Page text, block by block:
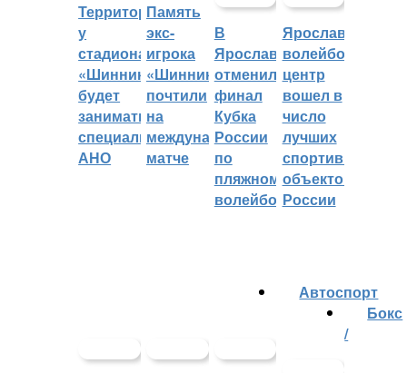
Территорией
у
стадиона
«Шинник»
будет
заниматься
специальное
АНО
Память
экс-
игрока
«Шинника»
почтили
на
международном
матче
В
Ярославле
отменили
финал
Кубка
России
по
пляжному
волейболу
Ярославский
волейбольный
центр
вошел в
число
лучших
спортивных
объектов
России
Автоспорт
Бокс
/